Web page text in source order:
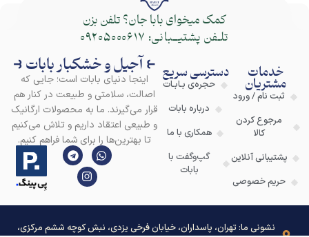
کمک میخوای بابا جان؟ تلفن بزن
تلـفن پشتیــبانی: 09205000617
خدمات
مشتریان
ثبت نام / ورود
مرجوع کردن
کالا
پشتیبانی آنلاین
حریم خصوصی
⥼ آجیل و خشکبار بابات ⥽
اینجا دنیای بابات است؛ جایی که
اصالت، سلامتی و طبیعت در کنار هم
قرار می‌گیرند. ما به محصولات ارگانیک
و طبیعی اعتقاد داریم و تلاش می‌کنیم
تا بهترین‌ها را برای شما فراهم کنیم.
دسترسی سریع
حجره‌ی بـابـات
درباره بابات
همکاری با ما
گپ‌وگفت با
بابات
نشونی ما: تهران، پاسداران، خیابان فرخی یزدی، نبش کوچه ششم مرکزی،